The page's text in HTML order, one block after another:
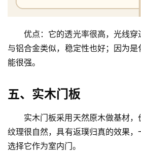
维
门
业
系
我
们
优点：它的透光率很高，光线
与铝合金类似，稳定性也好；因为
能很强。
五、实木门板
实木门板采用天然原木做基材
纹理很自然，具有返璞归真的效果
选择它作为室内门。